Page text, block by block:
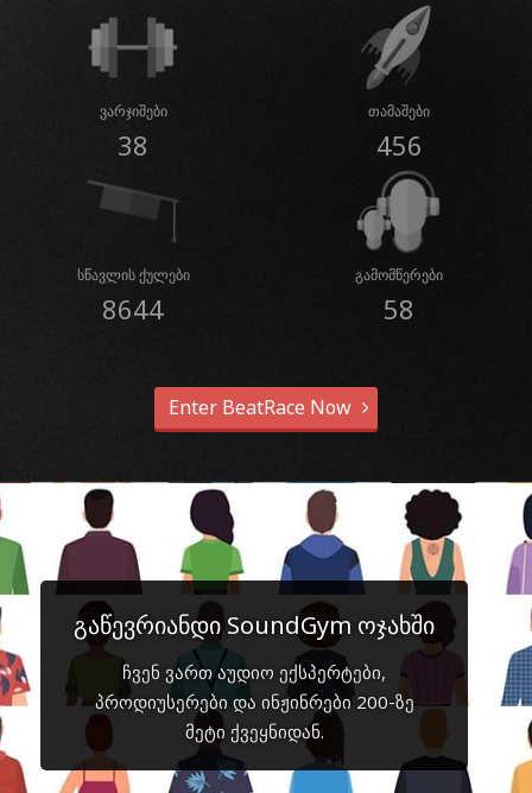
ვარჯიშები
38
თამაშები
456
სწავლის ქულები
8644
გამომწერები
58
Enter BeatRace Now
გაწევრიანდი SoundGym ოჯახში
ჩვენ ვართ აუდიო ექსპერტები,
პროდიუსერები და ინჟინრები 200-ზე
მეტი ქვეყნიდან.